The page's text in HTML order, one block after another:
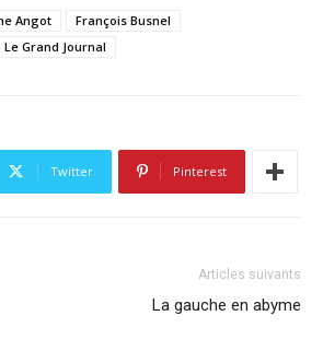
Angot
François Busnel
Le Grand Journal
Twitter Pinterest
Articles suivants
La gauche en abyme